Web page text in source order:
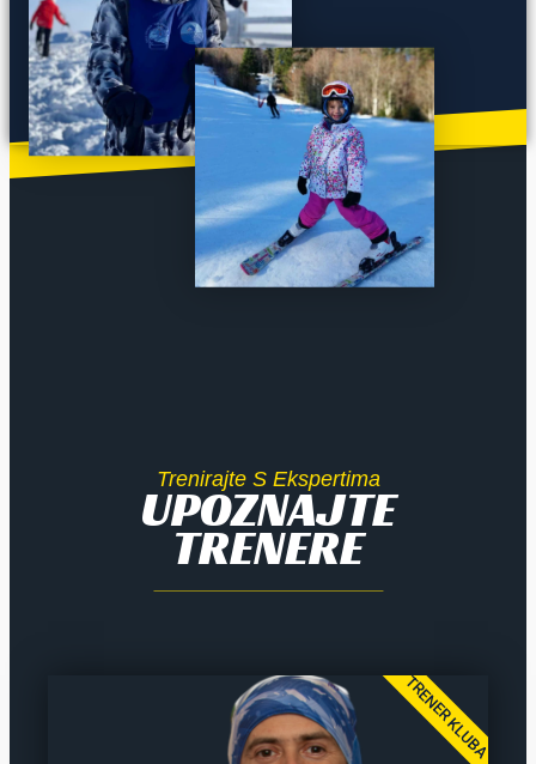
Trenirajte S Ekspertima
UPOZNAJTE
TRENERE
TRENER KLUBA